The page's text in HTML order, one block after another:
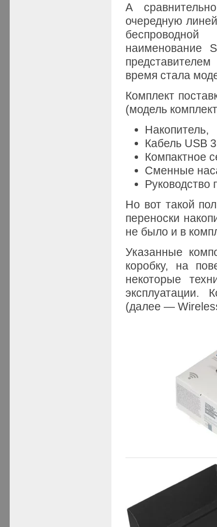
А
очередную
наименование
время стала
Комплект
(модель
Накопитель,
Кабель USB
Компактное
Сменные
Руководство
Но вот такой
переноски
не было и в
Указанные
коробку, на
некоторые
(далее —